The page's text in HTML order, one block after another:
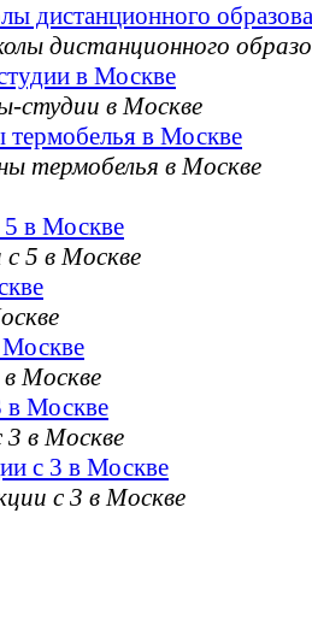
дистанционного
в Москве
термобелья в Москве
5 в Москве
в Москве
с 3 в Москве